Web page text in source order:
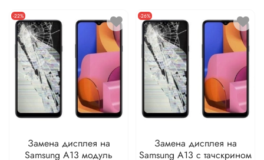
-22%
Замена дисплея на
Samsung A13 модуль
-26%
Замена дисплея на
Samsung A13 с тачскрином